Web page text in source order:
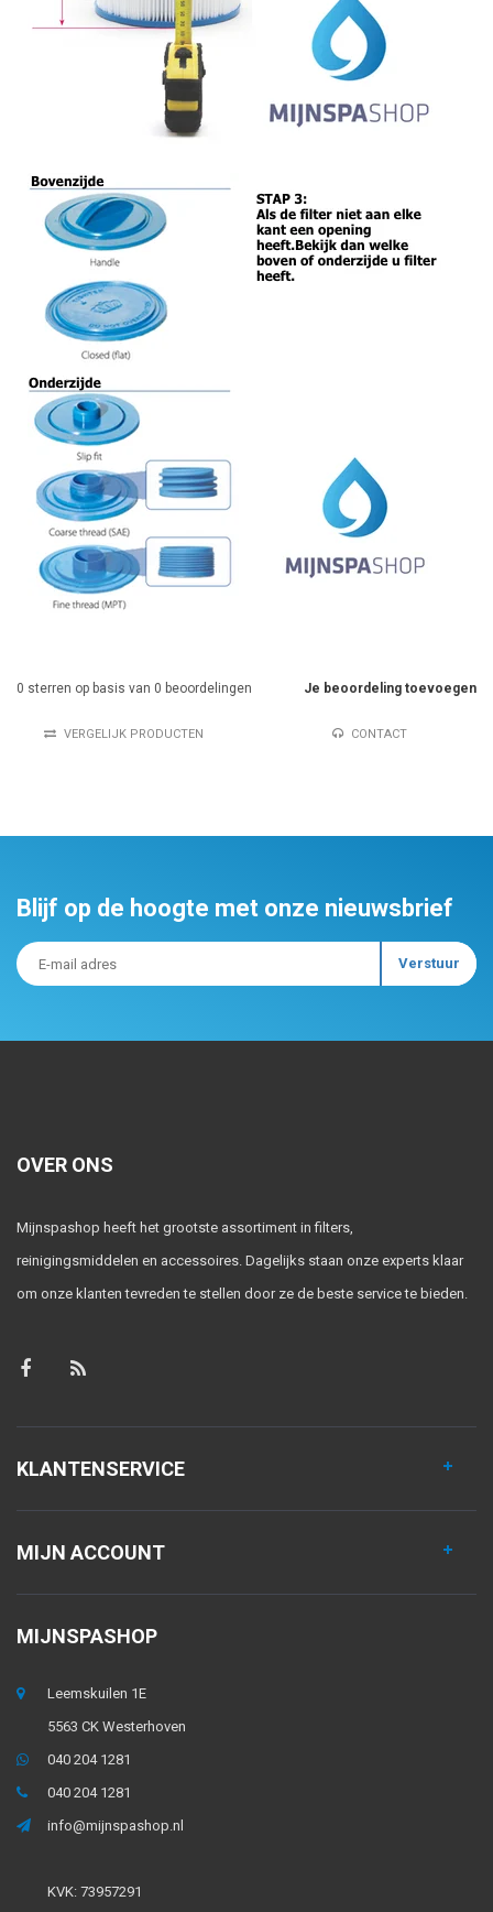
Je beoordeling toevoegen
0 sterren op basis van 0 beoordelingen
VERGELIJK PRODUCTEN CONTACT
Blijf op de hoogte met onze nieuwsbrief
OVER ONS
Mijnspashop heeft het grootste assortiment in filters,
reinigingsmiddelen en accessoires. Dagelijks staan onze experts klaar
om onze klanten tevreden te stellen door ze de beste service te bieden.
KLANTENSERVICE
MIJN ACCOUNT
MIJNSPASHOP
Leemskuilen 1E
5563 CK Westerhoven
040 204 1281
040 204 1281
info@mijnspashop.nl
KVK: 73957291